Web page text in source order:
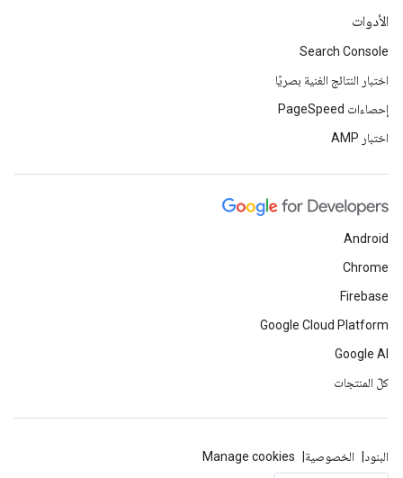
الأدوات
Search Console
اختبار النتائج الغنية بصريًا
إحصاءات PageSpeed
اختبار AMP
Android
Chrome
Firebase
Google Cloud Platform
Google AI
كلّ المنتجات
البنود الخصوصية Manage cookies